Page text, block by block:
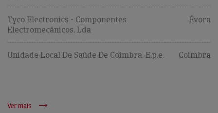
Tyco Electronics - Componentes
Electromecânicos, Lda
Évora
Unidade Local De Saúde De Coimbra, E.p.e. Coimbra
Ver mais